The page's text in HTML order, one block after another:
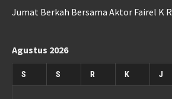
Jumat Berkah Bersama Aktor Fairel K
Agustus 2026
S S R K J